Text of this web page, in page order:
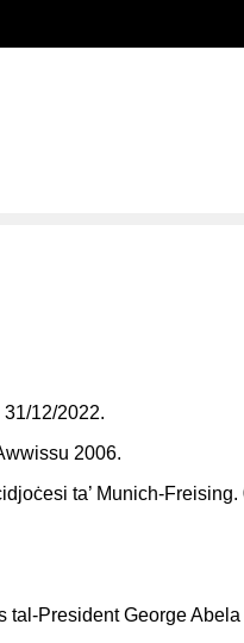
12/2022.
2006.
ta’ Munich-Freising.
President George